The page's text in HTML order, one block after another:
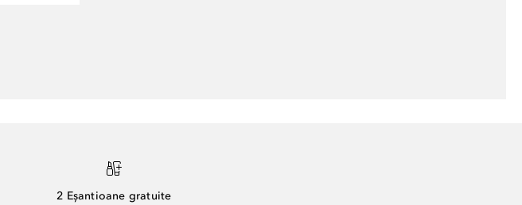
2 Eșantioane gratuite